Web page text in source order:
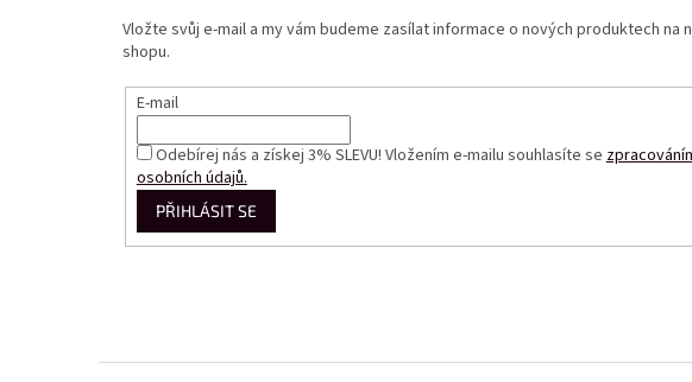
Vložte svůj e-mail a my vám budeme zasílat informace o nových produktech na
shopu.
E-mail
Odebírej nás a získej 3% SLEVU! Vložením e-mailu souhlasíte se
osobních údajů.
PŘIHLÁSIT SE